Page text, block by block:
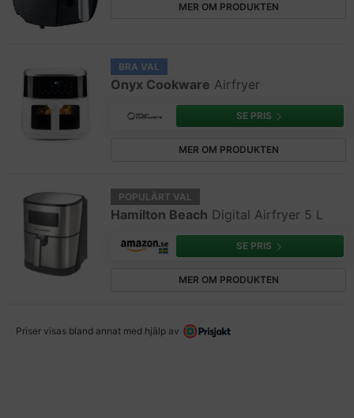
MER OM PRODUKTEN
BRA VAL
Onyx Cookware Airfryer
SE PRIS
MER OM PRODUKTEN
POPULÄRT VAL
Hamilton Beach Digital Airfryer 5 L
SE PRIS
MER OM PRODUKTEN
Priser visas bland annat med hjälp av